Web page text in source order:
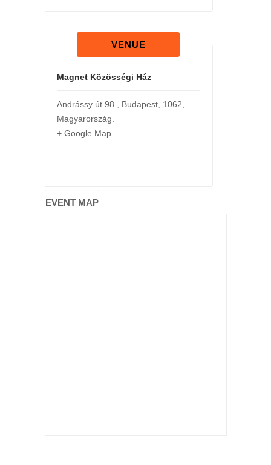
VENUE
Magnet Közösségi Ház
Andrássy út 98. Budapest, 1062
Magyarország
+ Google Map
EVENT MAP